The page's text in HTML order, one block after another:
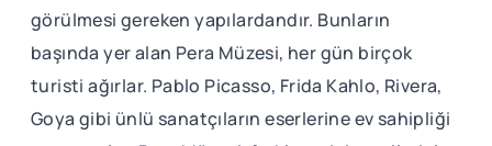
görülmesi gereken yapılardandır. Bunların
başında yer alan Pera Müzesi, her gün birçok
turisti ağırlar. Pablo Picasso, Frida Kahlo, Rivera,
Goya gibi ünlü sanatçıların eserlerine ev sahipliği